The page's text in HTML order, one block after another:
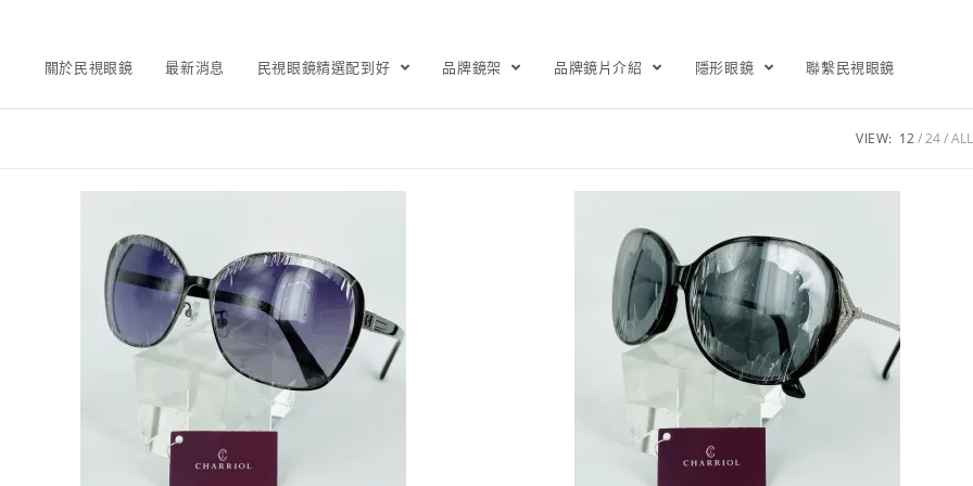
關於民視眼鏡 最新消息 民視眼鏡精選配到好 品牌鏡架 品牌鏡片介紹 隱形眼鏡 聯繫民視眼鏡
VIEW: 12 24 ALL